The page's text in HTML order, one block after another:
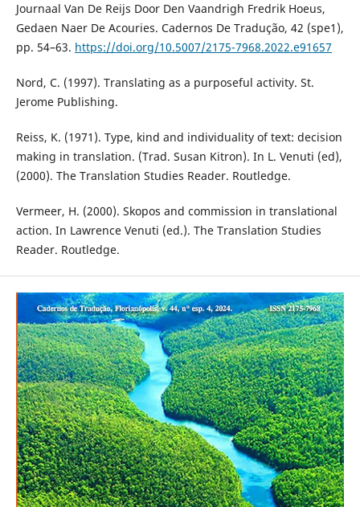
Journaal Van De Reijs Door Den Vaandrigh Fredrik Hoeus,
Gedaen Naer De Acouries. Cadernos De Tradução, 42 (spe1),
pp. 54–63. https://doi.org/10.5007/2175-7968.2022.e91657
Nord, C. (1997). Translating as a purposeful activity. St.
Jerome Publishing.
Reiss, K. (1971). Type, kind and individuality of text: decision
making in translation. (Trad. Susan Kitron). In L. Venuti (ed),
(2000). The Translation Studies Reader. Routledge.
Vermeer, H. (2000). Skopos and commission in translational
action. In Lawrence Venuti (ed.). The Translation Studies
Reader. Routledge.